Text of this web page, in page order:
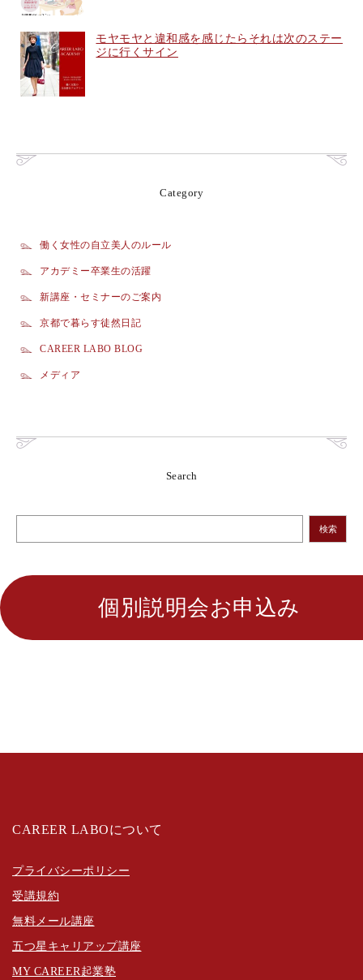
モヤモヤと違和感を感じたらそれは次のステー
ジに行くサイン
Category
働く女性の自立美人のルール
アカデミー卒業生の活躍
新講座・セミナーのご案内
京都で暮らす徒然日記
CAREER LABO BLOG
メディア
Search
検索
個別説明会お申込み
CAREER LABOについて
プライバシーポリシー
受講規約
無料メール講座
五つ星キャリアップ講座
MY CAREER起業塾